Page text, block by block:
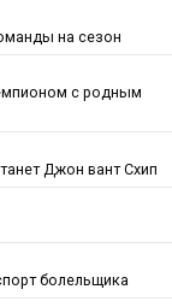
на сезон
с родным
Джон вант Схип
болельщика